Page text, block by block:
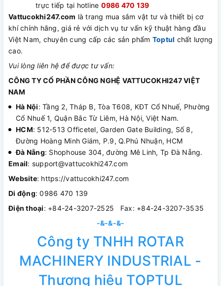
trực tiếp tại hotline 0986 470 139
Vattucokhi247.com là trang mua sắm vật tư và thiết bị cơ
khí chính hãng, giá rẻ với dịch vụ tư vấn kỹ thuật hàng đầu
Việt Nam, chuyên cung cấp các sản phẩm Toptul chất lượng
cao.
Vui lòng liên hệ để được tư vấn:
CÔNG TY CỔ PHẦN CÔNG NGHỆ VATTUCOKHI247 VIỆT
NAM
Hà Nội: Tầng 2, Tháp B, Tòa T608, KĐT Cổ Nhuế, Phường
Cổ Nhuế 1, Quận Bắc Từ Liêm, Hà Nội, Việt Nam.
HCM: 512-513 Officetel, Garden Gate Building, Số 8,
Đường Hoàng Minh Giám, P.9, Q.Phú Nhuận, HCM
Đà Nẵng: Shophouse 304, đường Mê Linh, Tp Đà Nẵng.
Email: support@vattucokhi247.com
Website: https://vattucokhi247.com
Di động: 0986 470 139
Điện thoại: +84-24-3207-2525 Fax: +84-24-3207-3535
-&-&-&-
Công ty TNHH ROTAR
MACHINERY INDUSTRIAL -
Thương hiệu TOPTUL